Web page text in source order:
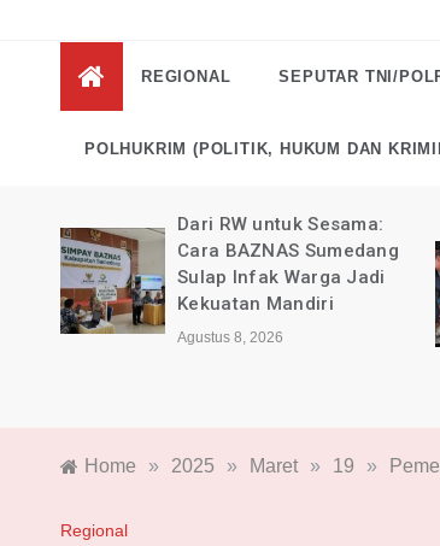
News
Indonesia
Tanpa Rekayasa
REGIONAL SEPUTAR TNI/
POLHUKRIM (POLITIK, HUKUM DAN
Dari RW untuk Sesama:
Cara BAZNAS Sumedang
Sulap Infak Warga Jadi
Kekuatan Mandiri
Agustus 8, 2026
Home » 2025 » Maret » 19 »
Regional